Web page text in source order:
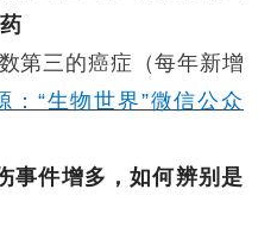
第三的癌症（每年新增
：“生物世界”微信公众
事件增多，如何辨别是